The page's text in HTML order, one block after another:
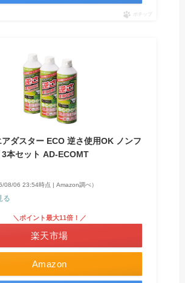
ポチップ
ダスター ECO 逆さ使用OK ノンフ
3本セット AD-ECOMT
08/06 23:54時点 | Amazon調べ）
る
Amazon
＼ポイント最大11倍！／
楽天市場